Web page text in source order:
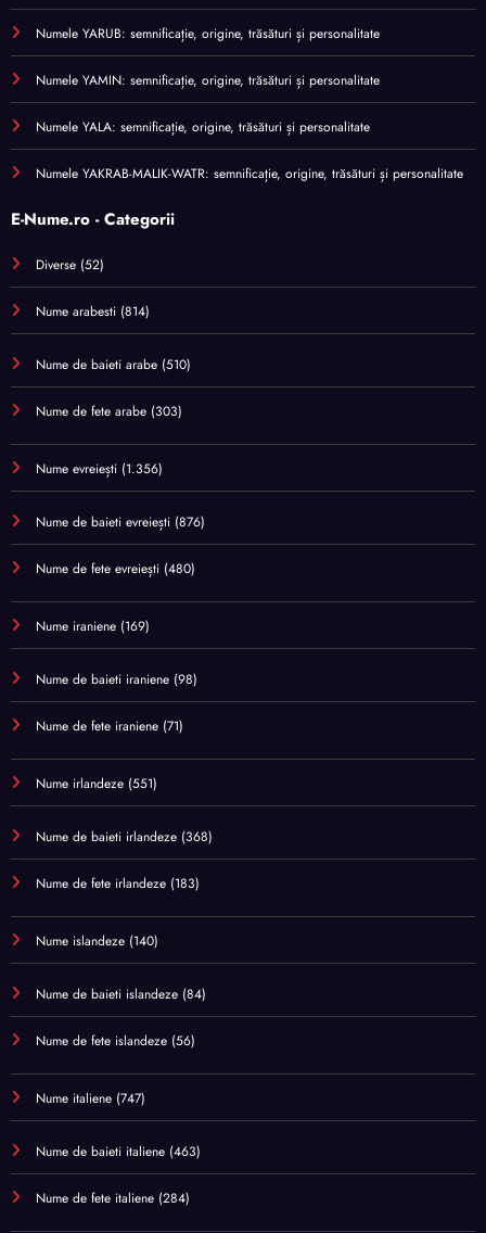
Numele YARUB: semnificație, origine, trăsături și personalitate
Numele YAMIN: semnificație, origine, trăsături și personalitate
Numele YALA: semnificație, origine, trăsături și personalitate
Numele YAKRAB-MALIK-WATR: semnificație, origine, trăsături și personalitate
E-Nume.ro - Categorii
Diverse (52)
Nume arabesti (814)
Nume de baieti arabe (510)
Nume de fete arabe (303)
Nume evreiești (1.356)
Nume de baieti evreiești (876)
Nume de fete evreiești (480)
Nume iraniene (169)
Nume de baieti iraniene (98)
Nume de fete iraniene (71)
Nume irlandeze (551)
Nume de baieti irlandeze (368)
Nume de fete irlandeze (183)
Nume islandeze (140)
Nume de baieti islandeze (84)
Nume de fete islandeze (56)
Nume italiene (747)
Nume de baieti italiene (463)
Nume de fete italiene (284)